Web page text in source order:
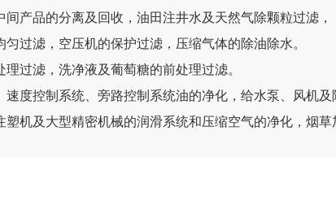
产品的分离及回收，油田注井水及天然气除颗粒过滤，
过滤，空压机的保护过滤，压缩气体的除油除水。
过滤，洗净液及葡萄糖的前处理过滤。
度控制系统、旁路控制系统油的净化，给水泵、风机及
机及大型精密机械的润滑系统和压缩空气的净化，烟草